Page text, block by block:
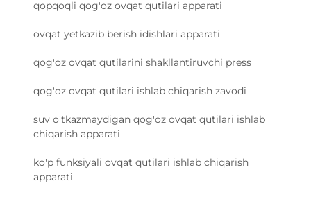
qopqoqli qog'oz ovqat qutilari apparati
ovqat yetkazib berish idishlari apparati
qog'oz ovqat qutilarini shakllantiruvchi press
qog'oz ovqat qutilari ishlab chiqarish zavodi
suv o'tkazmaydigan qog'oz ovqat qutilari ishlab
chiqarish apparati
ko'p funksiyali ovqat qutilari ishlab chiqarish
apparati